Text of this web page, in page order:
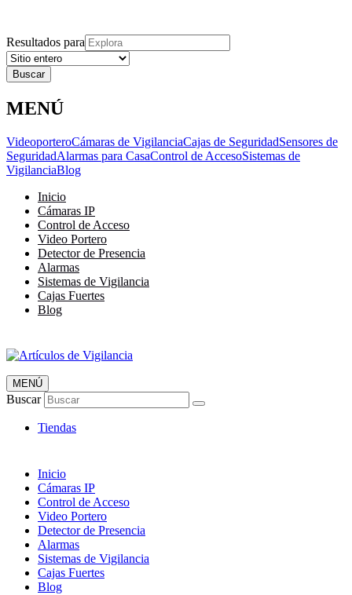
Resultados para
MENÚ
VideoporteroCámaras de VigilanciaCajas de SeguridadSensores de
SeguridadAlarmas para CasaControl de AccesoSistemas de
VigilanciaBlog
Inicio
Cámaras IP
Control de Acceso
Video Portero
Detector de Presencia
Alarmas
Sistemas de Vigilancia
Cajas Fuertes
Blog
Artículos de Vigilancia
Envió 24/7!!!
MENÚ
Buscar
Tiendas
Inicio
Cámaras IP
Control de Acceso
Video Portero
Detector de Presencia
Alarmas
Sistemas de Vigilancia
Cajas Fuertes
Blog